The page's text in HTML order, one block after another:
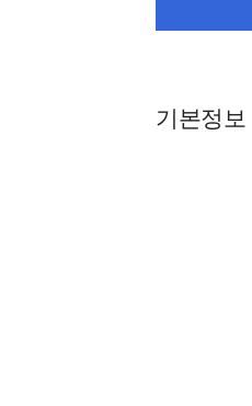
기본정보